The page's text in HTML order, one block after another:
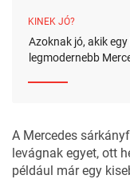
KINEK JÓ?
Azoknak jó, akik
legmodernebb
A Mercedes
levágnak egyet, ott
például már egy